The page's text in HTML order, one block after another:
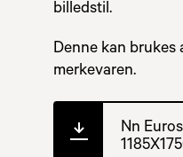
billedstil.
Denne kan brukes
merkevaren.
Nn